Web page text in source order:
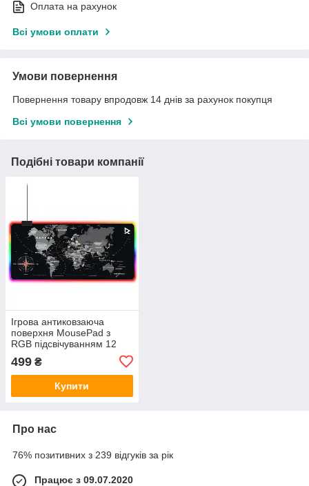
Оплата на рахунок
Всі умови оплати
Умови повернення
Повернення товару впродовж 14 днів за рахунок покупця
Всі умови повернення
Подібні товари компанії
Ігрова антиковзаюча
поверхня MousePad з
RGB підсвічуванням 12
водовідштовхуючим
покриттям Карта світу |
World map |
499 ₴
Купити
Про нас
76% позитивних з 239 відгуків за рік
Працює з 09.07.2020